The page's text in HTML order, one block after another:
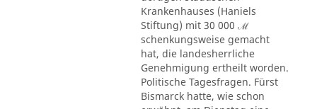
Krankenhauses (Haniels
Stiftung) mit 30 000 ℳ
schenkungsweise gemacht
hat, die landesherrliche
Genehmigung ertheilt worden.
Politische Tagesfragen. Fürst
Bismarck hatte, wie schon